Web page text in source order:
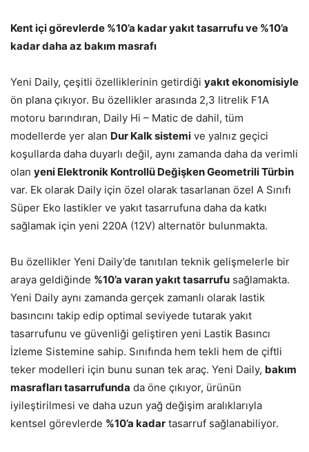
Kent içi görevlerde %10’a kadar yakıt tasarrufu ve %10’a
kadar daha az bakım masrafı
Yeni Daily, çeşitli özelliklerinin getirdiği yakıt ekonomisiyle
ön plana çıkıyor. Bu özellikler arasında 2,3 litrelik F1A
motoru barındıran, Daily Hi – Matic de dahil, tüm
modellerde yer alan Dur Kalk sistemi ve yalnız geçici
koşullarda daha duyarlı değil, aynı zamanda daha da verimli
olan yeni Elektronik Kontrollü Değişken Geometrili Türbin
var. Ek olarak Daily için özel olarak tasarlanan özel A Sınıfı
Süper Eko lastikler ve yakıt tasarrufuna daha da katkı
sağlamak için yeni 220A (12V) alternatör bulunmakta.
Bu özellikler Yeni Daily’de tanıtılan teknik gelişmelerle bir
araya geldiğinde %10’a varan yakıt tasarrufu sağlamakta.
Yeni Daily aynı zamanda gerçek zamanlı olarak lastik
basıncını takip edip optimal seviyede tutarak yakıt
tasarrufunu ve güvenliği geliştiren yeni Lastik Basıncı
İzleme Sistemine sahip. Sınıfında hem tekli hem de çiftli
teker modelleri için bunu sunan tek araç. Yeni Daily, bakım
masrafları tasarrufunda da öne çıkıyor, ürünün
iyileştirilmesi ve daha uzun yağ değişim aralıklarıyla
kentsel görevlerde %10’a kadar tasarruf sağlanabiliyor.